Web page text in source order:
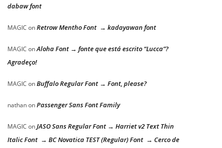
dabaw font
MAGIC onRetrow Mentho Font → kadayawan font
MAGIC onAloha Font → fonte que está escrito “Lucca”?
Agradeço!
MAGIC onBuffalo Regular Font → Font, please?
nathanonPassenger Sans Font Family
MAGIC onJASO Sans Regular Font → Harriet v2 Text Thin
Italic Font → BC Novatica TEST (Regular) Font → Cerco de